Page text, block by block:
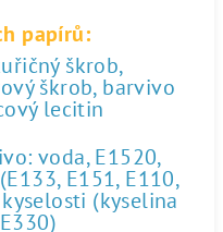
papírů:
škrob,
škrob, barvivo
lecitin
voda, E1520,
E151, E110,
(kyselina